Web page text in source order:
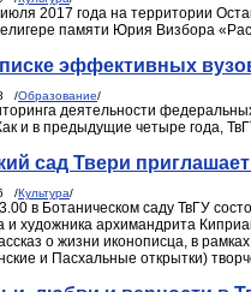
2017 года на территории
памяти Юрия Визбора
эффективных
/Образование/
деятельности
и в предыдущие четыре года,
сад Твери
/Культура/
в Ботаническом саду ТвГУ
и художника архимандрита
о жизни иконописца, в
и Пасхальные открытки)